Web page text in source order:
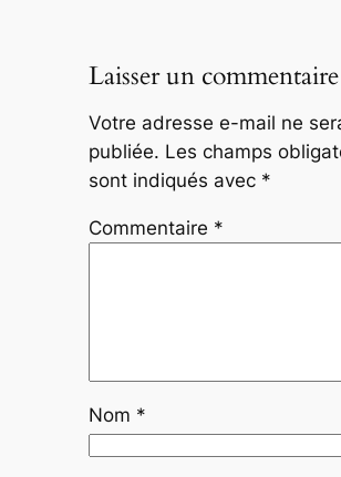
Laisser un commentaire
Votre adresse e-mail ne
publiée. Les champs
sont indiqués avec *
Commentaire *
Nom *